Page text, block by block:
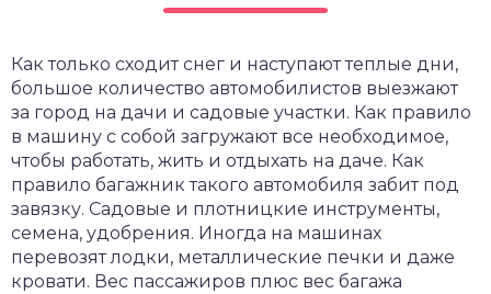
Как только сходит снег и наступают теплые дни,
большое количество автомобилистов выезжают
за город на дачи и садовые участки. Как правило
в машину с собой загружают все необходимое,
чтобы работать, жить и отдыхать на даче. Как
правило багажник такого автомобиля забит под
завязку. Садовые и плотницкие инструменты,
семена, удобрения. Иногда на машинах
перевозят лодки, металлические печки и даже
кровати. Вес пассажиров плюс вес багажа